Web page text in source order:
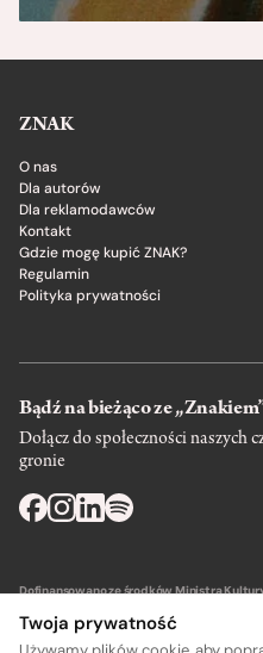
ZNAK
O nas
Dla autorów
Dla reklamodawców
Kontakt
Gdzie mogę kupić ZNAK?
Regulamin
Polityka prywatności
Bądź na bieżąco ze
Dołącz do społeczności
gronie
Dofinansowano ze środków Ministra
Twoja prywatność